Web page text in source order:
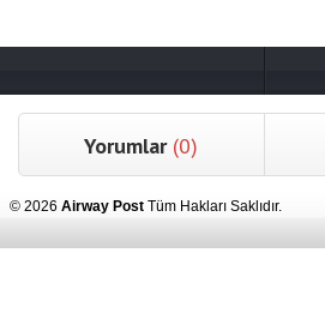
Yorumlar (0)
© 2026 Airway Post Tüm Hakları Saklıdır.